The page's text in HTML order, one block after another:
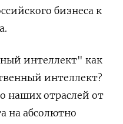
бизнеса к
интеллект" как
интеллект?
наших отраслей от
на абсолютно